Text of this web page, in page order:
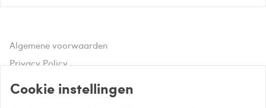
Algemene voorwaarden
Privacy Policy
Disclaimer
Cookie instellingen